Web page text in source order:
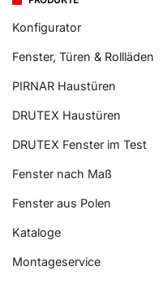
Konfigurator
Fenster, Türen & Rollläden
PIRNAR Haustüren
DRUTEX Haustüren
DRUTEX Fenster im Test
Fenster nach Maß
Fenster aus Polen
Kataloge
Montageservice